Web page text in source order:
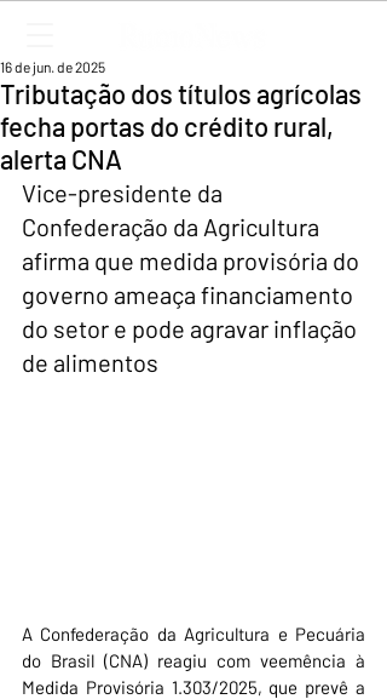
Tributação dos títulos agrícolas
fecha portas do crédito rural,
alerta CNA
16 de jun. de 2025
Vice-presidente da
Confederação da Agricultura
afirma que medida provisória do
governo ameaça financiamento
do setor e pode agravar inflação
de alimentos
A Confederação da Agricultura e Pecuária
do Brasil (CNA) reagiu com veemência à
Medida Provisória 1.303/2025, que prevê a